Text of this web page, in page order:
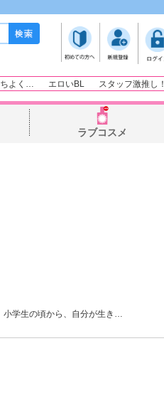
ちよく… エロいBL スタッフ激推し！
ラブコスメ
学生の頃から、自分が生き …